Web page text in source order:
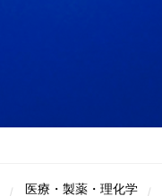
医療・製薬・理化学